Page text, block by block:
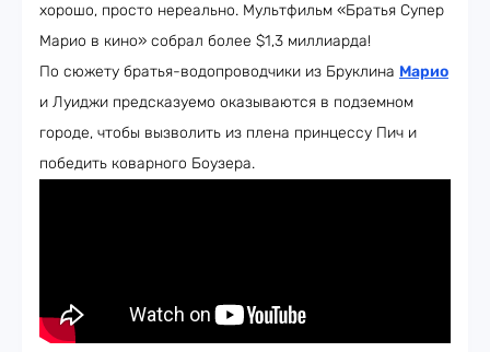
хорошо, просто нереально. Мультфильм «Братья Супер
Марио в кино» собрал более $1,3 миллиарда!
По сюжету братья-водопроводчики из Бруклина Марио
и Луиджи предсказуемо оказываются в подземном
городе, чтобы вызволить из плена принцессу Пич и
победить коварного Боузера.